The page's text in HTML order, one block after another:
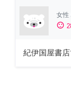
女性
sentiment_satisfied
紀伊国屋書